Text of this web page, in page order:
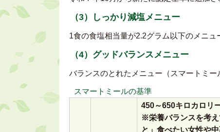
（3）しっかり減塩メニュー
1食の食塩相当量が2.2グラム以下のメニュ
（4）グッドバランスメニュー
バランスのとれたメニュー（スマートミー
スマートミールの基準
450～650キロカロリ
※栄養バランスを考
と」食べたい女性や